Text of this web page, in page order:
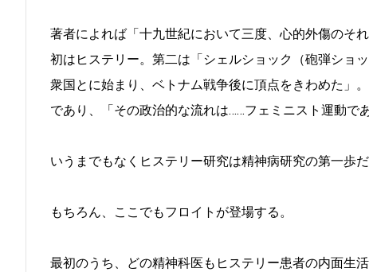
著者によれば「十九世紀において三度、心的外傷のそ
初はヒステリー。第二は「シェルショック（砲弾ショ
衆国とに始まり、ベトナム戦争後に頂点をきわめた」
であり、「その政治的な流れは……フェミニスト運動であ
いうまでもなくヒステリー研究は精神病研究の第一歩
もちろん、ここでもフロイトが登場する。
最初のうち、どの精神科医もヒステリー患者の内面生